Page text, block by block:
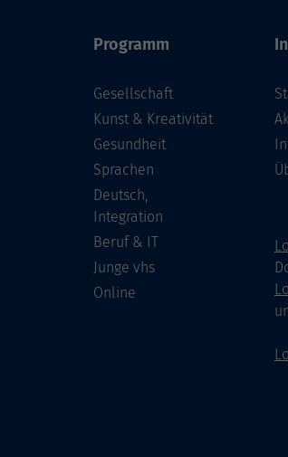
Programm
Gesellschaft
Kunst & Kreativität
Gesundheit
Sprachen
Deutsch,
Integration
Beruf & IT
Junge vhs
Online